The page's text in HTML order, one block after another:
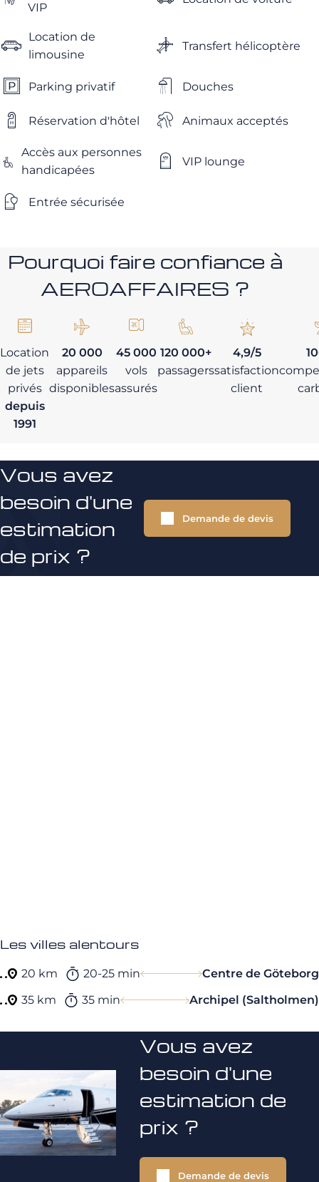
VIP
Location de
limousine
Transfert hélicoptère
Parking privatif Douches
Réservation d'hôtel Animaux acceptés
Accès aux personnes
handicapées
VIP lounge
Entrée sécurisée
Pourquoi faire confiance à
AEROAFFAIRES ?
Location
de jets
privés
depuis
1991
20 000
appareils
disponibles
45 000
vols
assurés
120 000+
passagers
4,9/5
satisfaction
client
Vous avez
besoin d'une
estimation
de prix ?
Demande de devis
Les villes alentours
20 km 20-25 min
Centre de Göteborg
35 km
35 min Archipel (Saltholmen)
Vous avez
besoin d'une
estimation de
prix ?
Demande de devis